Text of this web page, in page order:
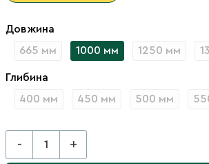
Довжина
665 мм
1000 мм 1250 мм
Глибина
400 мм
450 мм 500 мм
- +